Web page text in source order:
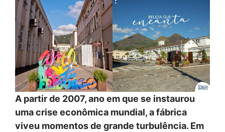
A partir de 2007, ano em que se instaurou
uma crise econômica mundial, a fábrica
viveu momentos de grande turbulência. Em